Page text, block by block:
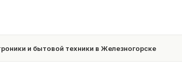
и бытовой техники в Железногорске